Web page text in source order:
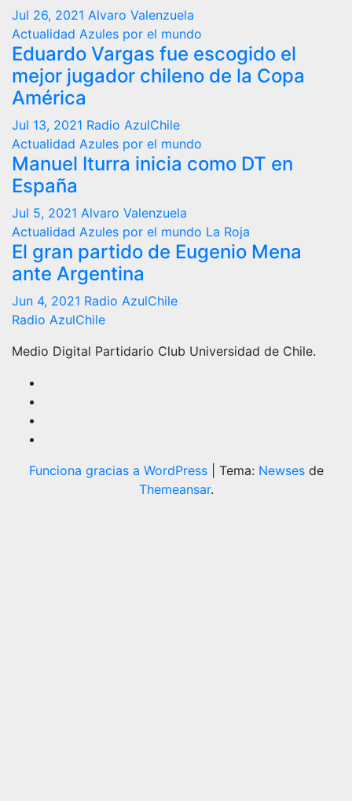
Jul 26, 2021 Alvaro Valenzuela
Actualidad Azules por el mundo
Eduardo Vargas fue escogido el
mejor jugador chileno de la Copa
América
Jul 13, 2021 Radio AzulChile
Actualidad Azules por el mundo
Manuel Iturra inicia como DT en
España
Jul 5, 2021 Alvaro Valenzuela
Actualidad Azules por el mundo La Roja
El gran partido de Eugenio Mena
ante Argentina
Jun 4, 2021 Radio AzulChile
Radio AzulChile
Medio Digital Partidario Club Universidad de Chile.
Funciona gracias a WordPress Tema: Newsesde
Themeansar.